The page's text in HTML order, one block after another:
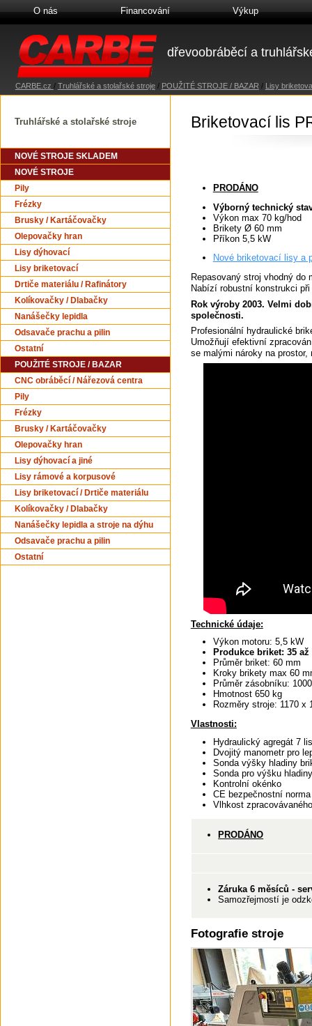
O nás Financování Výkup
dřevoobráběcí a
CARBE.cz / Truhlářské a stolařské stroje / POUŽITÉ STROJE / BAZAR / Lisy
Truhlářské a stolařské stroje
NOVÉ STROJE SKLADEM
NOVÉ STROJE
Pily
Frézky
Brusky / Kartáčovačky
Olepovačky hran
Lisy dýhovací
Lisy briketovací
Drtiče materiálu / Rafinátory
Kolíkovačky / Dlabačky
Nanášečky lepidla
Odsavače prachu a pilin
Ostatní
POUŽITÉ STROJE / BAZAR
CNC obráběcí / Nářezová centra
Pily
Frézky
Brusky / Kartáčovačky
Olepovačky hran
Lisy dýhovací a jiné
Lisy rámové a korpusové
Lisy briketovací / Drtiče materiálu
Kolíkovačky / Dlabačky
Nanášečky lepidla a stroje na dýhu
Odsavače prachu a pilin
Ostatní
Briketovací lis
PRODÁNO
Výborný technický
Výkon max 70 kg/hod
Brikety Ø 60 mm
Příkon 5,5 kW
Nové briketovací lisy a
Repasovaný stroj vhodný do
Nabízí robustní konstrukci
Rok výroby 2003. Velmi
společnosti.
Profesionální hydraulické
Umožňují efektivní
se malými nároky na
Technické údaje:
Výkon motoru: 5,5 kW
Produkce briket: 35
Průměr briket: 60 mm
Kroky brikety max 60
Průměr zásobníku:
Hmotnost 650 kg
Rozměry stroje: 1170 x
Vlastnosti:
Hydraulický agregát 7
Dvojitý manometr pro
Sonda výšky hladiny
Sonda pro výšku
Kontrolní okénko
CE bezpečnostní norma
Vlhkost
PRODÁNO
Záruka 6 měsíců -
Samozřejmostí je
Fotografie stroje